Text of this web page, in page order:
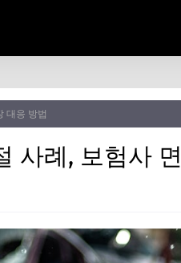
대응 방법
사례, 보험사